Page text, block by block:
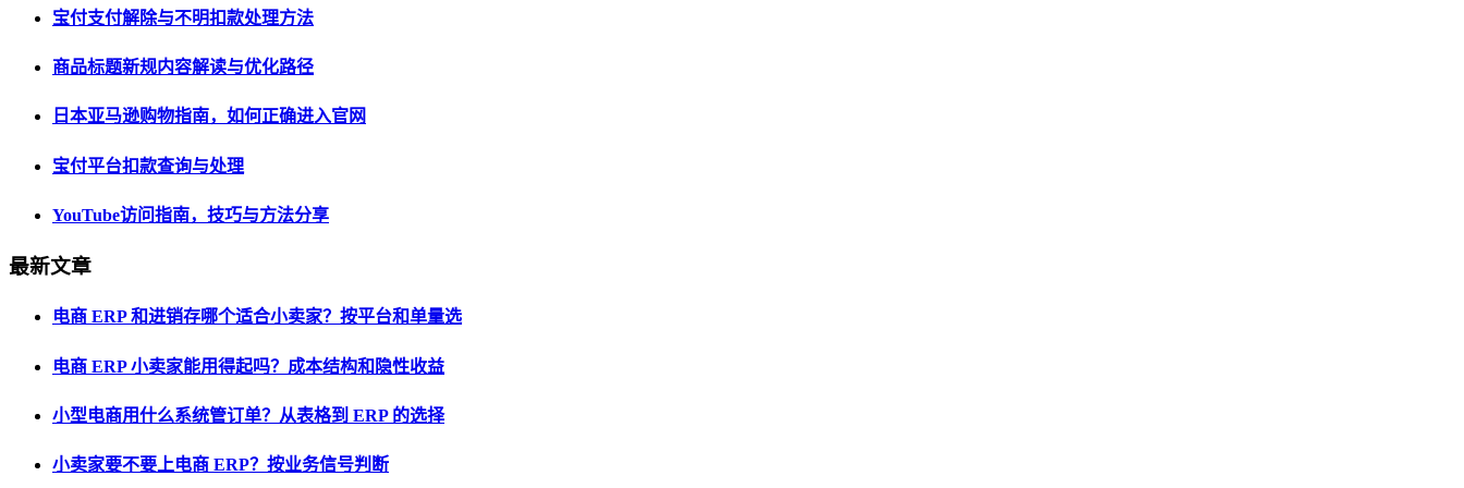
宝付支付解除与不明扣款处理方法
商品标题新规内容解读与优化路径
日本亚马逊购物指南，如何正确进入官网
宝付平台扣款查询与处理
YouTube访问指南，技巧与方法分享
最新文章
电商 ERP 和进销存哪个适合小卖家？按平台和单量选
电商 ERP 小卖家能用得起吗？成本结构和隐性收益
小型电商用什么系统管订单？从表格到 ERP 的选择
小卖家要不要上电商 ERP？按业务信号判断